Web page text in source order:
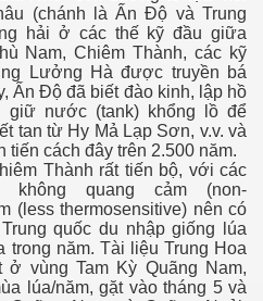
(chánh là Ấn Độ và Trung
hải ở các thế kỹ đầu giữa
Nam, Chiêm Thành, các kỹ
Lưởng Hà được truyền bá
Ấn Độ đã biết đào kinh, lập hồ
giữ nước (tank) khổng lồ để
tan từ Hy Mả Lạp Sơn, v.v. và
tiến cách đây trên 2.500 năm.
Thành rất tiến bộ, với các
không quang cảm (non-
(less thermosensitive) nên có
quốc du nhập giống lúa
trong năm. Tài liệu Trung Hoa
vùng Tam Kỳ Quãng Nam,
lúa/năm, gặt vào tháng 5 và